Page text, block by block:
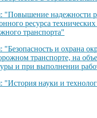
"Повышение надежности
ресурса технических
транспорта"
и охрана
транспорте, на
и при выполнении
"История науки и